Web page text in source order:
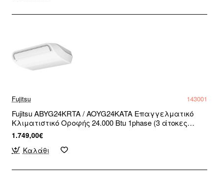
Fujitsu 143001
Fujitsu ABYG24KRTA / AOYG24KATA Επαγγελματικό
Κλιματιστικό Οροφής 24.000 Btu 1phase (3 άτοκες
δόσεις)
1.749,00€
Καλάθι